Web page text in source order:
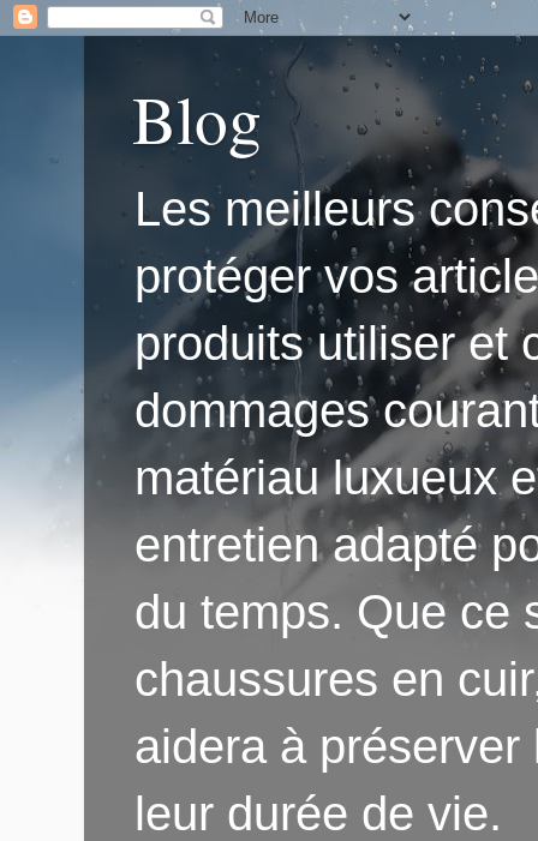
Blog
Les meilleurs
protéger vos
produits utiliser et
dommages
matériau luxueux
entretien adapté
du temps. Que ce
chaussures en
aidera à
leur durée de vie.